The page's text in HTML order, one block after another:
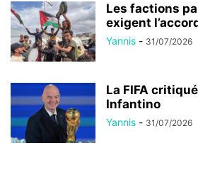
Les factions
exigent
Yannis - 31/07/2026
La FIFA
Infantino
Yannis - 31/07/2026